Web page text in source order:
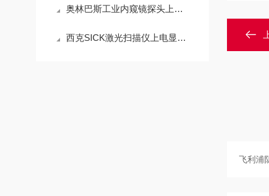
奥林巴斯工业内窥镜探头上下左右没反应维修解决方法
西克SICK激光扫描仪上电显示E1报警维修解决方法